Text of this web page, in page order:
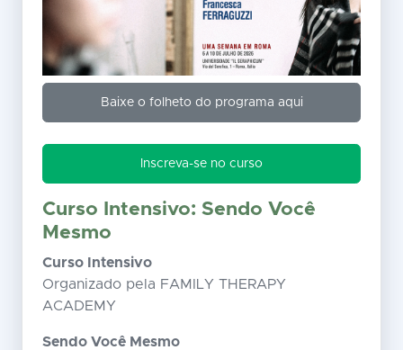
Baixe o folheto do programa aqui
Inscreva-se no curso
Curso Intensivo: Sendo Você
Mesmo
Curso Intensivo
Organizado pela FAMILY THERAPY
ACADEMY
Sendo Você Mesmo